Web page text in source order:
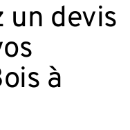
un devis
à